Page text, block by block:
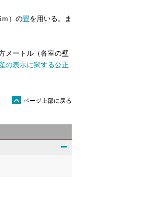
）の畳を用いる。ま
メートル（各室の壁
の表示に関する公正
ü ページ上部に戻る